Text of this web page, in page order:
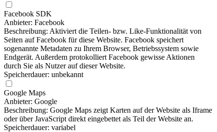
Facebook SDK
Anbieter: Facebook
Beschreibung: Aktiviert die Teilen- bzw. Like-Funktionalität von
Seiten auf Facebook für diese Website. Facebook speichert
sogenannte Metadaten zu Ihrem Browser, Betriebssystem sowie
Endgerät. Außerdem protokolliert Facebook gewisse Aktionen
durch Sie als Nutzer auf dieser Website.
Speicherdauer: unbekannt
Google Maps
Anbieter: Google
Beschreibung: Google Maps zeigt Karten auf der Website als Iframe
oder über JavaScript direkt eingebettet als Teil der Website an.
Speicherdauer: variabel